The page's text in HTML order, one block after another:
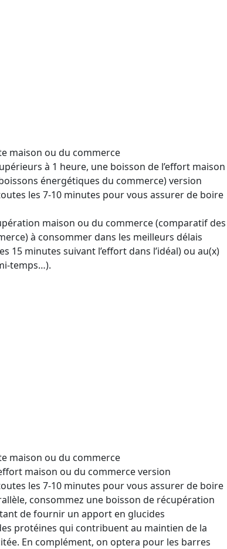
maison ou du commerce
à 1 heure, une boisson de l’effort maison
énergétiques du commerce) version
les 7-10 minutes pour vous assurer de boire
maison ou du commerce (comparatif des
à consommer dans les meilleurs délais
15 minutes suivant l’effort dans l’idéal) ou au(x)
temps…).
maison ou du commerce
maison ou du commerce version
les 7-10 minutes pour vous assurer de boire
consommez une boisson de récupération
de fournir un apport en glucides
protéines qui contribuent au maintien de la
En complément, on optera pour les barres